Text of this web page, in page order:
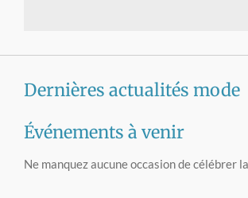
Dernières actualités mode
Événements à venir
Ne manquez aucune occasion de célébrer